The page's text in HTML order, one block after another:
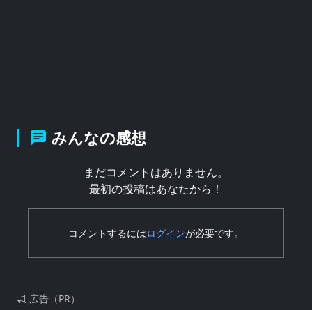
みんなの感想
まだコメントはありません。
最初の投稿はあなたから！
コメントするにはログインが必要です。
広告（PR）